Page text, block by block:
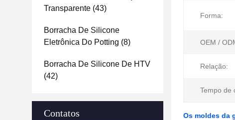
Transparente (43)
Borracha De Silicone
Eletrônica Do Potting (8)
Borracha De Silicone De HTV
(42)
Contatos
Forma:
OEM /
Relação:
Tempo de
Os moldes da